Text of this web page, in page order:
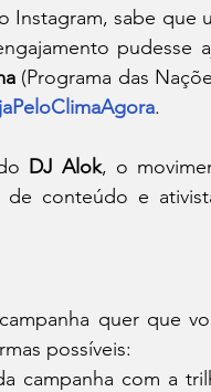
Instagram, sabe que
pudesse
(Programa das
.
DJ Alok, o
conteúdo e
quer que
possíveis:
campanha com a